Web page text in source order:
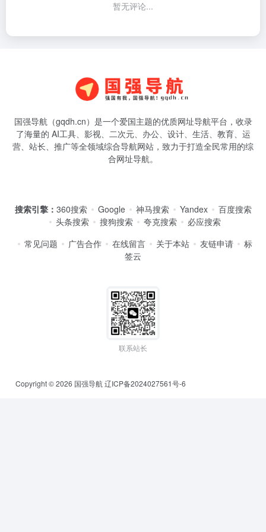
暂无评论...
国强导航（gqdh.cn）是一个爱国主题的优质网址导航平台，收录
了海量的 AI工具、影视、二次元、办公、设计、生活、教育、运
营、站长、推广等全领域综合导航网站，致力于打造全民常用的综
合网址导航。
搜索引擎： 360搜索 Google 神马搜索 Yandex
百度搜索
头条搜索
搜狗搜索 夸克搜索
必应搜索
常见问题
广告合作 在线留言 关于本站 友链申请
标
签云
联系站长
Copyright © 2026 国强导航辽ICP备2024027561号-6